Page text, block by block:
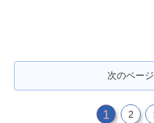
次のページ
1 2